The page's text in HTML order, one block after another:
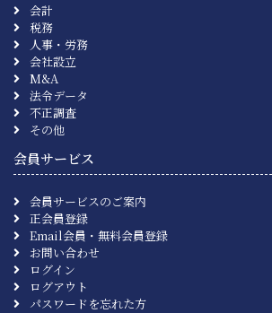
会計
税務
人事・労務
会社設立
M&A
法令データ
不正調査
その他
会員サービス
会員サービスのご案内
正会員登録
Email会員・無料会員登録
お問い合わせ
ログイン
ログアウト
パスワードを忘れた方